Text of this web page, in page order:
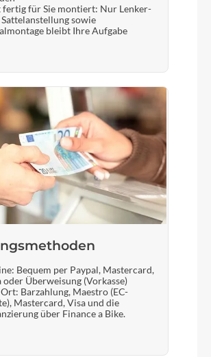
fertig für Sie montiert: Nur Lenker-
sowie
bleibt Ihre Aufgabe
Bequem per Paypal, Mastercard,
oder Überweisung (Vorkasse)
Barzahlung, Maestro (EC-
Mastercard, Visa und die
über Finance a Bike.